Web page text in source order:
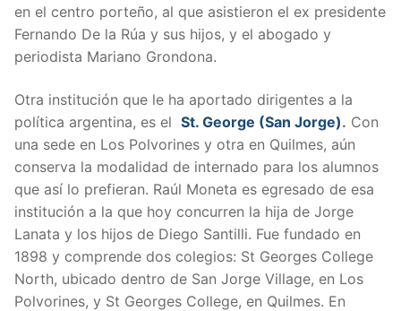
en el centro porteño, al que asistieron el ex presidente
Fernando De la Rúa y sus hijos, y el abogado y
periodista Mariano Grondona.
Otra institución que le ha aportado dirigentes a la
política argentina, es el St. George (San Jorge). Con
una sede en Los Polvorines y otra en Quilmes, aún
conserva la modalidad de internado para los alumnos
que así lo prefieran. Raúl Moneta es egresado de esa
institución a la que hoy concurren la hija de Jorge
Lanata y los hijos de Diego Santilli. Fue fundado en
1898 y comprende dos colegios: St Georges College
North, ubicado dentro de San Jorge Village, en Los
Polvorines, y St Georges College, en Quilmes. En